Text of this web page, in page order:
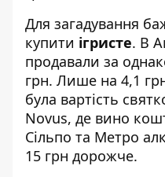
Для загадування
купити ігристе. В
продавали за
грн. Лише на 4,1
була вартість
Novus, де вино
Сільпо та Метро
15 грн дорожче.